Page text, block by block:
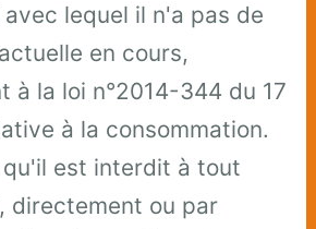
lequel il n'a pas de
en cours,
à la loi n°2014-344 du 17
à la consommation.
est interdit à tout
directement ou par